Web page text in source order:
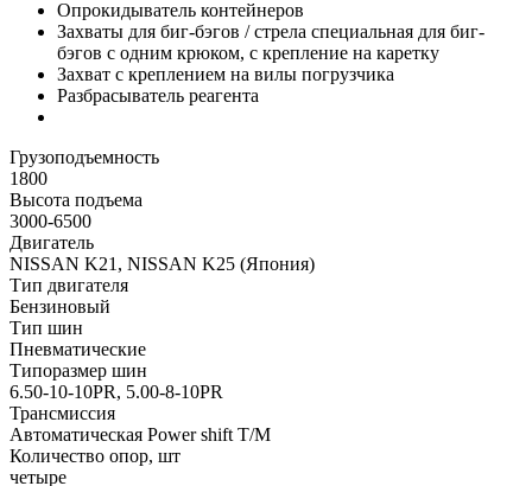
Опрокидыватель контейнеров
Захваты для биг-бэгов / стрела специальная для биг-
бэгов с одним крюком, с крепление на каретку
Захват с креплением на вилы погрузчика
Разбрасыватель реагента
Грузоподъемность
1800
Высота подъема
3000-6500
Двигатель
NISSAN K21, NISSAN K25 (Япония)
Тип двигателя
Бензиновый
Тип шин
Пневматические
Типоразмер шин
6.50-10-10PR, 5.00-8-10PR
Трансмиссия
Автоматическая Power shift Т/М
Количество опор, шт
четыре